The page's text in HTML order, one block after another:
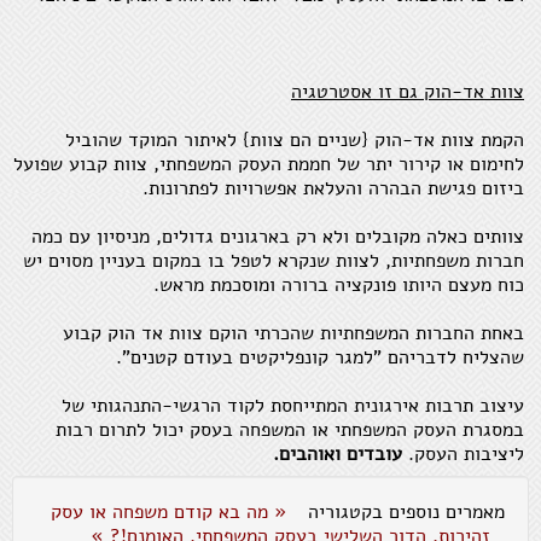
צוות אד-הוק גם זו אסטרטגיה
הקמת צוות אד-הוק {שניים הם צוות} לאיתור המוקד שהוביל
לחימום או קירור יתר של חממת העסק המשפחתי, צוות קבוע שפועל
ביזום פגישת הבהרה והעלאת אפשרויות לפתרונות.
צוותים כאלה מקובלים ולא רק בארגונים גדולים, מניסיון עם כמה
חברות משפחתיות, לצוות שנקרא לטפל בו במקום בעניין מסוים יש
כוח מעצם היותו פונקציה ברורה ומוסכמת מראש.
באחת החברות המשפחתיות שהכרתי הוקם צוות אד הוק קבוע
שהצליח לדבריהם "למגר קונפליקטים בעודם קטנים".
עיצוב תרבות אירגונית המתייחסת לקוד הרגשי-התנהגותי של
במסגרת העסק המשפחתי או המשפחה בעסק יכול לתרום רבות
ליציבות העסק. עובדים ואוהבים.
מאמרים נוספים בקטגוריה
« מה בא קודם משפחה או עסק